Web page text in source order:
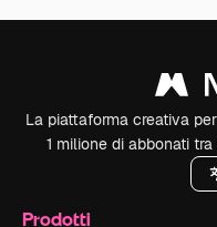
La piattaforma creativa
1 milione di abbonati
Prodotti